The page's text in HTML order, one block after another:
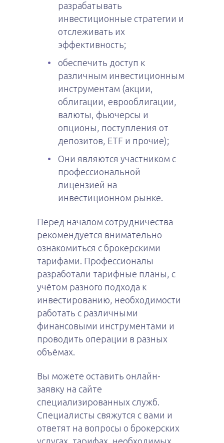
разрабатывать
инвестиционные стратегии и
отслеживать их
эффективность;
обеспечить доступ к
различным инвестиционным
инструментам (акции,
облигации, еврооблигации,
валюты, фьючерсы и
опционы, поступления от
депозитов, ETF и прочие);
Они являются участником с
профессиональной
лицензией на
инвестиционном рынке.
Перед началом сотрудничества
рекомендуется внимательно
ознакомиться с брокерскими
тарифами. Профессионалы
разработали тарифные планы, с
учётом разного подхода к
инвестированию, необходимости
работать с различными
финансовыми инструментами и
проводить операции в разных
объёмах.
Вы можете оставить онлайн-
заявку на сайте
специализированных служб.
Специалисты свяжутся с вами и
ответят на вопросы о брокерских
услугах, тарифах, необходимых